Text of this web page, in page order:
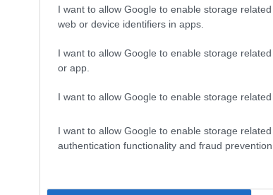
I want to allow Google to enable storage
web or device identifiers in apps.
I want to allow Google to enable storage
or app.
I want to allow Google to enable storage related
I want to allow Google to enable storage
authentication functionality and fraud
Samsung Galaxy A56 Samsung Galaxy S26